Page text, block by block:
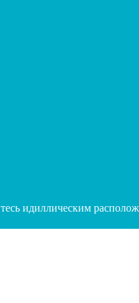
идиллическим